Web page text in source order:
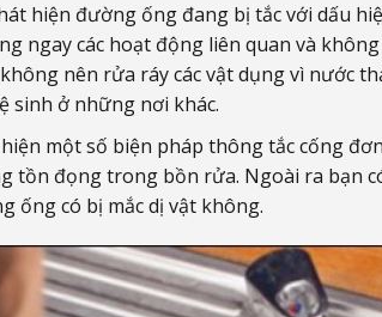
hiện đường ống đang bị tắc với dấu
ngay các hoạt động liên quan và
nên rửa ráy các vật dụng vì nước
sinh ở những nơi khác.
một số biện pháp thông tắc cống
tồn đọng trong bồn rửa. Ngoài ra bạn
ống có bị mắc dị vật không.